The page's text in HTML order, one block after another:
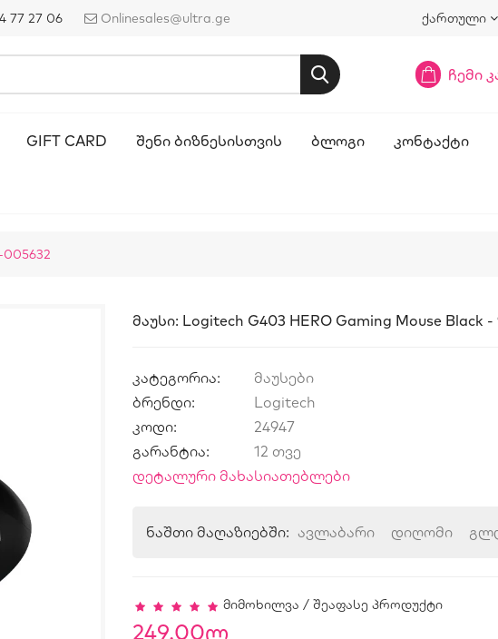
77 27 06 Onlinesales@ultra.ge ქართული
ჩემი
GIFT CARD ᲨᲔᲜᲘ ᲑᲘᲖᲜᲔᲡᲘᲡᲗᲕᲘᲡ ᲑᲚᲝᲒᲘ ᲙᲝᲜᲢᲐᲥᲢᲘ
005632
Მაუსი: Logitech G403 HERO Gaming Mouse Black -
კატეგორია:
მაუსები
ბრენდი:
Logitech
კოდი:
24947
გარანტია:
12 თვე
დეტალური მახასიათებლები
ნაშთი მაღაზიებში: ავლაბარი დიღომი
მიმოხილვა / შეაფასე პროდუქტი
249.00ლ